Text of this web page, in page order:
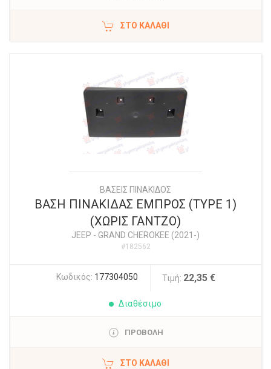
ΣΤΟ ΚΑΛΆΘΙ
ΒΑΣΕΙΣ ΠΙΝΑΚΙΔΟΣ
ΒΑΣΗ ΠΙΝΑΚΙΔΑΣ ΕΜΠΡΟΣ (TYPE 1)
(ΧΩΡΙΣ ΓΑΝΤΖΟ)
JEEP - GRAND CHEROKEE (2021-)
#182562
Κωδικός: 177304050 Τιμή: 22,35 €
Διαθέσιμο
ΠΡΟΒΟΛΗ
ΣΤΟ ΚΑΛΆΘΙ